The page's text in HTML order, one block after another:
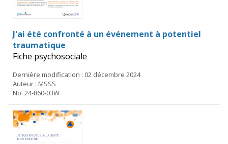
J'ai été confronté à un événement à potentiel
traumatique
Fiche psychosociale
Dernière modification : 02 décembre 2024
Auteur : MSSS
No. 24-860-03W